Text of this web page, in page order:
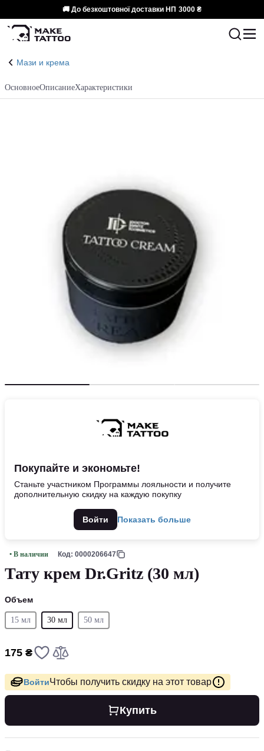
🚚 До безкоштовної доставки НП 3000 ₴
Мази и крема
ОсновноеОписаниеХарактеристики
Покупайте и экономьте!
Станьте участником Программы лояльности и получите
дополнительную скидку на каждую покупку
Войти Показать больше
• В наличии Код: 0000206647
Тату крем Dr.Gritz (30 мл)
Объем
15 мл 30 мл 50 мл
175 ₴
ВойтиЧтобы получить скидку на этот товар
Купить